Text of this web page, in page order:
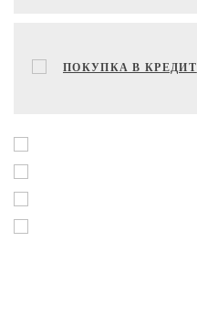
ПОКУПКА В КРЕДИТ